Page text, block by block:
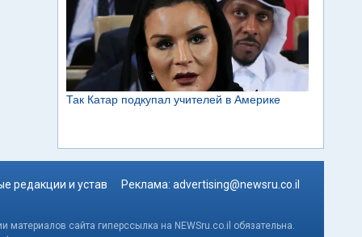
редакции и устав Реклама: advertising@newsru.co.il
сайта гиперссылка на NEWSru.co.il обязательна.